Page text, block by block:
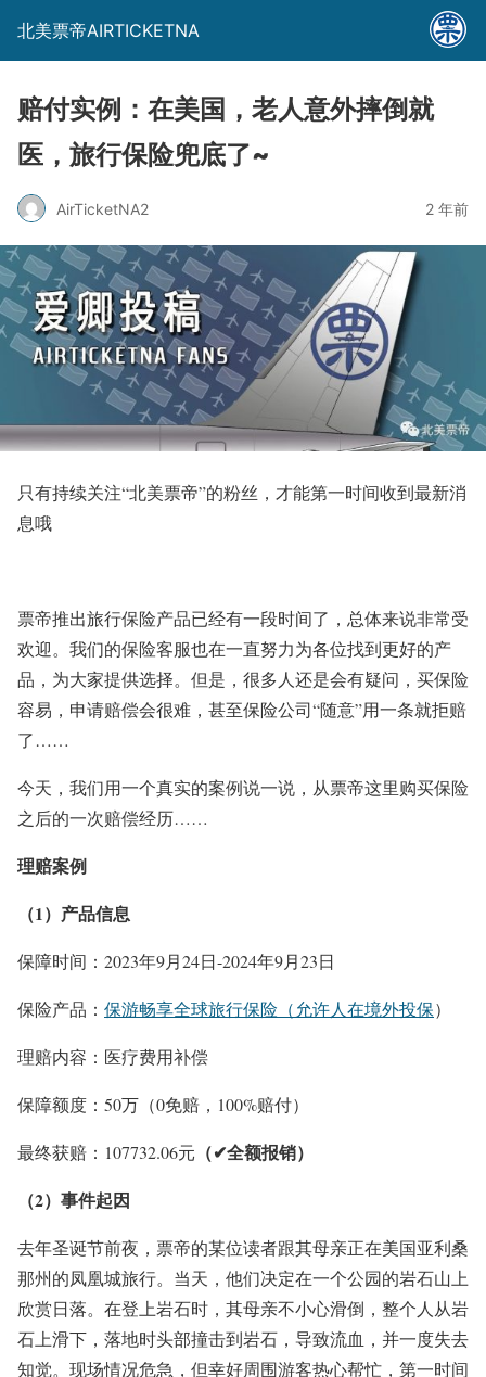
北美票帝AIRTICKETNA
赔付实例：在美国，老人意外摔倒就
医，旅行保险兜底了~
AirTicketNA2 2 年前
只有持续关注“北美票帝”的粉丝，才能第一时间收到最新消
息哦
票帝推出旅行保险产品已经有一段时间了，总体来说非常受
欢迎。我们的保险客服也在一直努力为各位找到更好的产
品，为大家提供选择。但是，很多人还是会有疑问，买保险
容易，申请赔偿会很难，甚至保险公司“随意”用一条就拒赔
了……
今天，我们用一个真实的案例说一说，从票帝这里购买保险
之后的一次赔偿经历……
理赔案例
（1）产品信息
保障时间：2023年9月24日-2024年9月23日
保险产品： 保游畅享全球旅行保险（允许人在境外投保）
理赔内容：医疗费用补偿
保障额度：50万（0免赔，100%赔付）
最终获赔：107732.06元 （✔全额报销）
（2）事件起因
去年圣诞节前夜，票帝的某位读者跟其母亲正在美国亚利桑
那州的凤凰城旅行。当天，他们决定在一个公园的岩石山上
欣赏日落。在登上岩石时，其母亲不小心滑倒，整个人从岩
石上滑下，落地时头部撞击到岩石，导致流血，并一度失去
知觉。现场情况危急，但幸好周围游客热心帮忙，第一时间